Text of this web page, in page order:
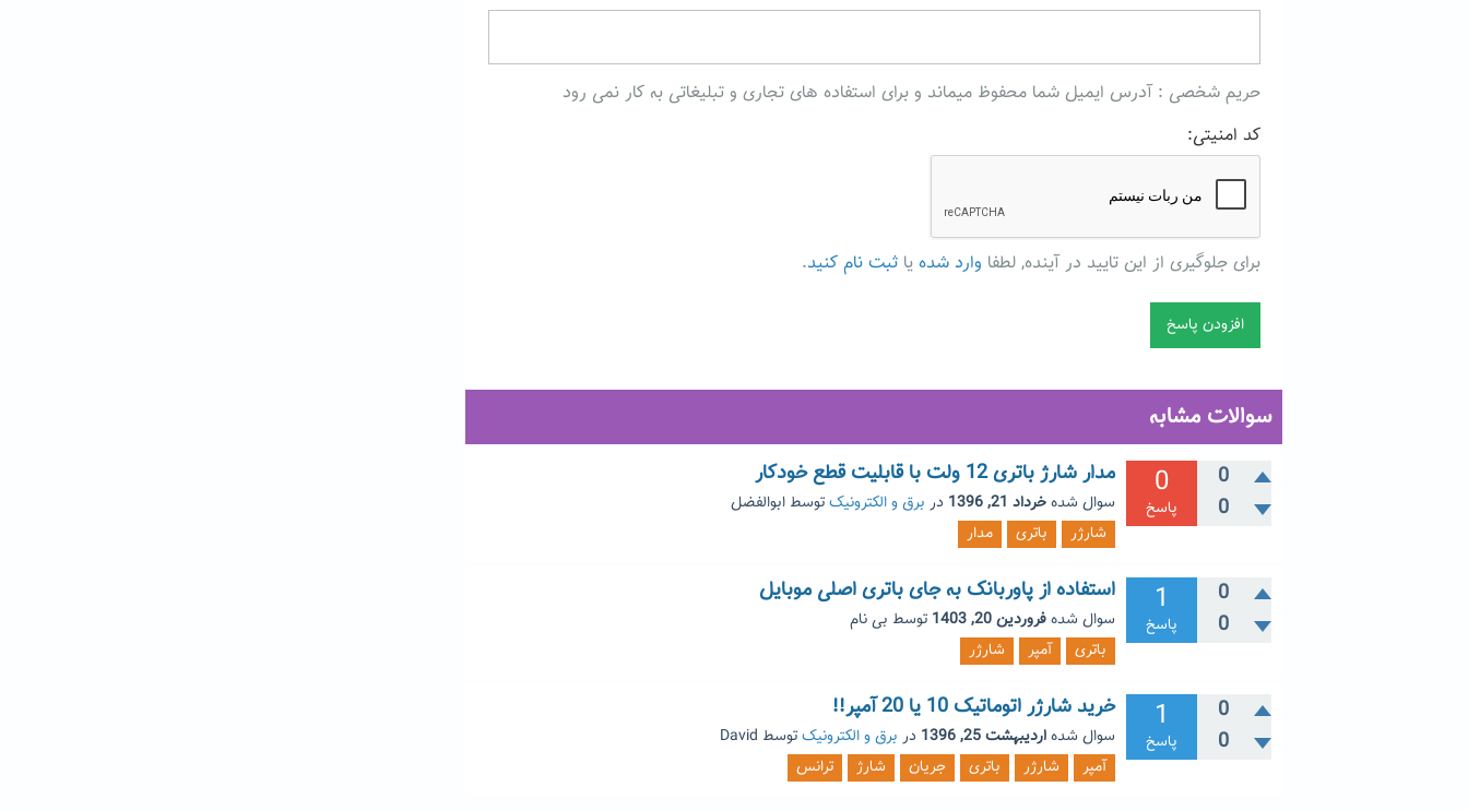
حریم شخصی : آدرس ایمیل شما محفوظ میماند و برای استفاده های تجاری و تبلیغاتی به کار نمی رود
کد امنیتی:
برای جلوگیری از این تایید در آینده, لطفا وارد شده یا ثبت نام کنید.
سوالات مشابه
0
0
0
پاسخ
مدار شارژ باتری 12 ولت با قابلیت قطع خودکار
سوال شدهخرداد 21, 1396 در برق و الکترونیکتوسط ابوالفضل
شارژر
باتری مدار
0
0
1
پاسخ
استفاده از پاوربانک به جای باتری اصلی موبایل
سوال شدهفروردین 20, 1403 توسط بی نام
باتری
آمپر شارژر
0
0
1
پاسخ
خرید شارژر اتوماتیک 10 یا 20 آمپر!!
سوال شدهاردیبهشت 25, 1396 در برق و الکترونیکتوسط David
آمپر
شارژر باتری جریان شارژ ترانس